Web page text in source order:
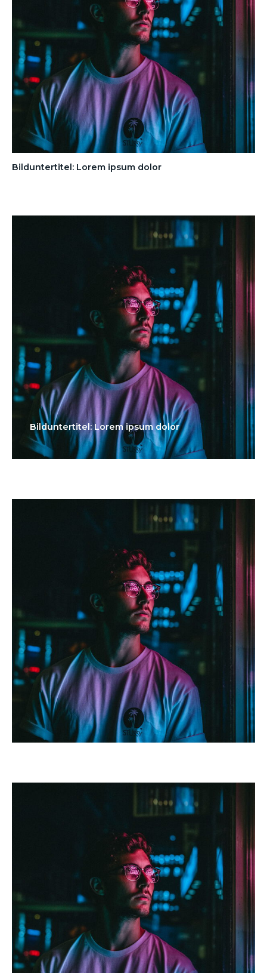
Bilduntertitel: Lorem ipsum dolor
Bilduntertitel: Lorem ipsum dolor